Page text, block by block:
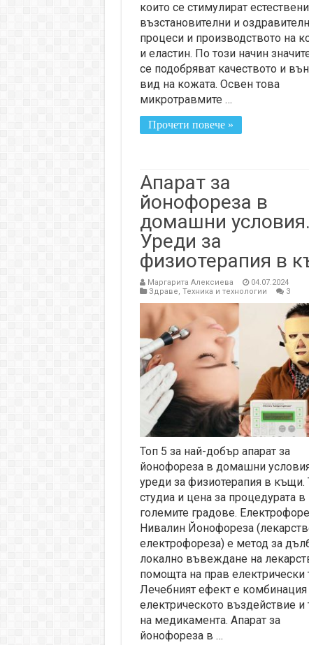
които се стимулират
възстановителни и
процеси и производството на
и еластин. По този начин
се подобряват качеството и
вид на кожата. Освен това
микротравмите …
Прочети повече »
Апарат за
йонофореза в
домашни условия.
Уреди за
физиотерапия в
Маргарита Алексиева
04.07.2024
Здраве, Техника и технологии 3
Топ 5 за най-добър апарат за
йонофореза в домашни
уреди за физиотерапия в къщи.
студиа и цена за процедурата в
големите градове.
Нивалин Йонофореза
електрофореза) е метод за
локално въвеждане на
помощта на прав електрически
Лечебният ефект е комбинация
електрическото въздействие и
на медикамента. Апарат за
йонофореза в …